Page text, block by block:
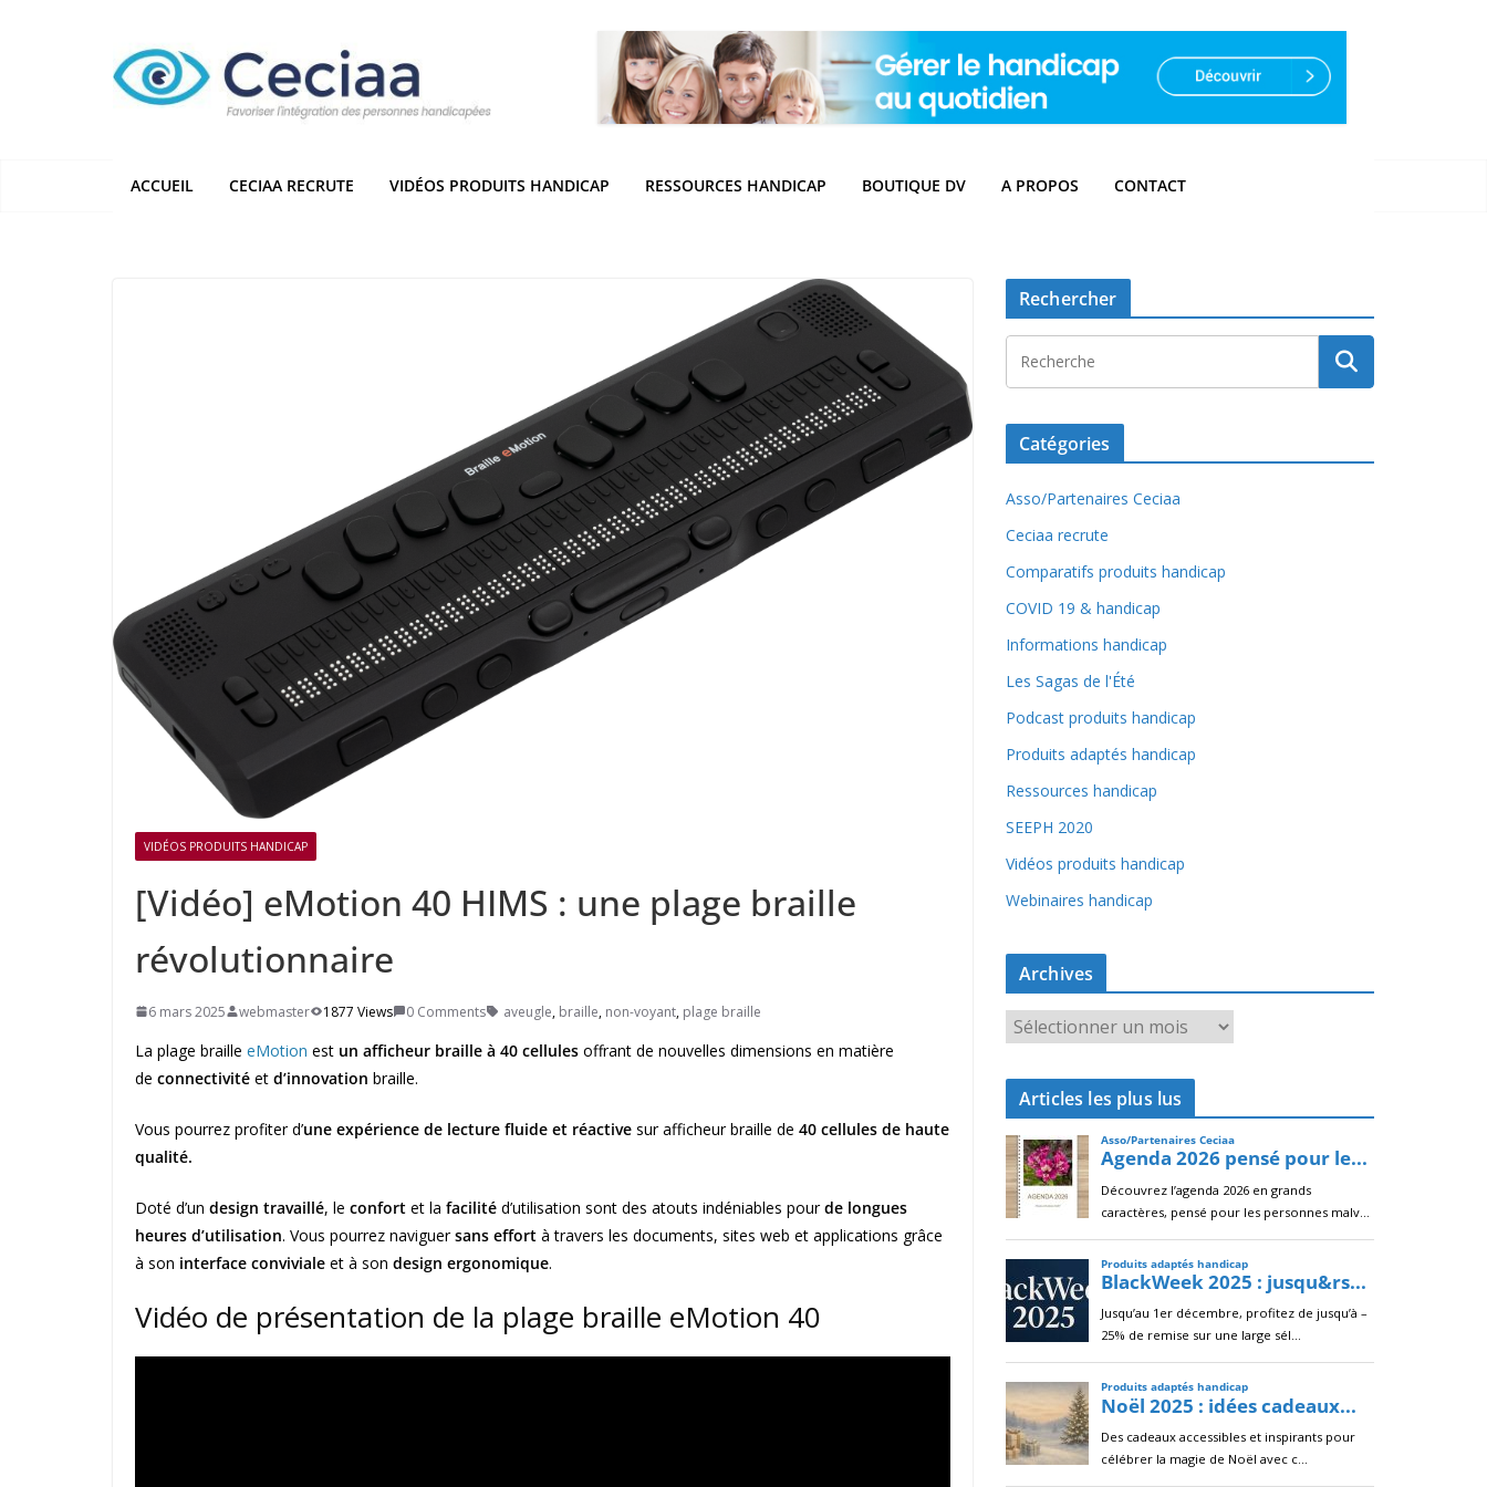
ACCUEIL CECIAA RECRUTE VIDÉOS PRODUITS HANDICAP RESSOURCES HANDICAP BOUTIQUE DV A PROPOS CONTACT
VIDÉOS PRODUITS HANDICAP
[Vidéo] eMotion 40 HIMS : une plage braille
révolutionnaire
6 mars 2025 webmaster 1877 Views 0 Comments aveugle, braille, non-voyant, plage braille
La plage braille eMotion est un afficheur braille à 40 cellules offrant de nouvelles dimensions en matière
de connectivité et d’innovation braille.
Vous pourrez profiter d’une expérience de lecture fluide et réactive sur afficheur braille de 40 cellules de haute
qualité.
Doté d’un design travaillé, le confort et la facilité d’utilisation sont des atouts indéniables pourde longues
heures d’utilisation. Vous pourrez naviguersans effort à travers les documents, sites web et applications grâce
à son interface conviviale et à son design ergonomique.
Vidéo de présentation de la plage braille eMotion 40
Rechercher
Catégories
Asso/Partenaires Ceciaa
Ceciaa recrute
Comparatifs produits handicap
COVID 19 & handicap
Informations handicap
Les Sagas de l'Été
Podcast produits handicap
Produits adaptés handicap
Ressources handicap
SEEPH 2020
Vidéos produits handicap
Webinaires handicap
Archives
r
c
i
v
e
s
Articles les plus lus